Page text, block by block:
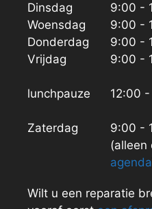
Dinsdag
Woensdag
Donderdag
Vrijdag
lunchpauze
Zaterdag
9:00 -
9:00 -
9:00 -
9:00 -
12:00
9:00 -
(alleen
agenda
Wilt u een reparatie